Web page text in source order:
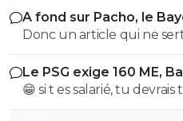
populaire à son goût et
gros globes oculaires de
faiblard
A fond sur Pacho, le
Donc un article qui ne
voulu mais finalement
comme ca !
Le PSG exige 160 ME,
😁 si t es salarié, tu
pour voir ce qu’il va te